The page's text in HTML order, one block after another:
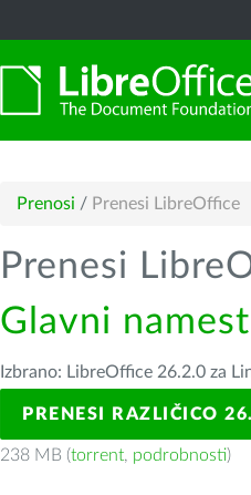
Prenosi / Prenesi LibreOffice
Prenesi
Glavni
Izbrano: LibreOffice 26.2.0 za
PRENESI RAZLIČICO
238 MB (torrent, podrobnosti)